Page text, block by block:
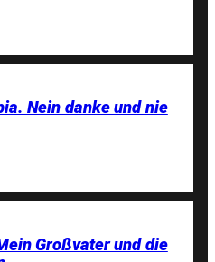
Nein danke und nie
Großvater und die